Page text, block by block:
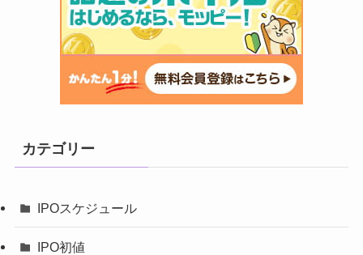
カテゴリー
IPOスケジュール
IPO初値